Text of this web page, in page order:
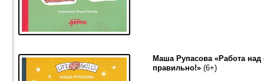
Маша Рупасова «Работа
правильно!» (6+)